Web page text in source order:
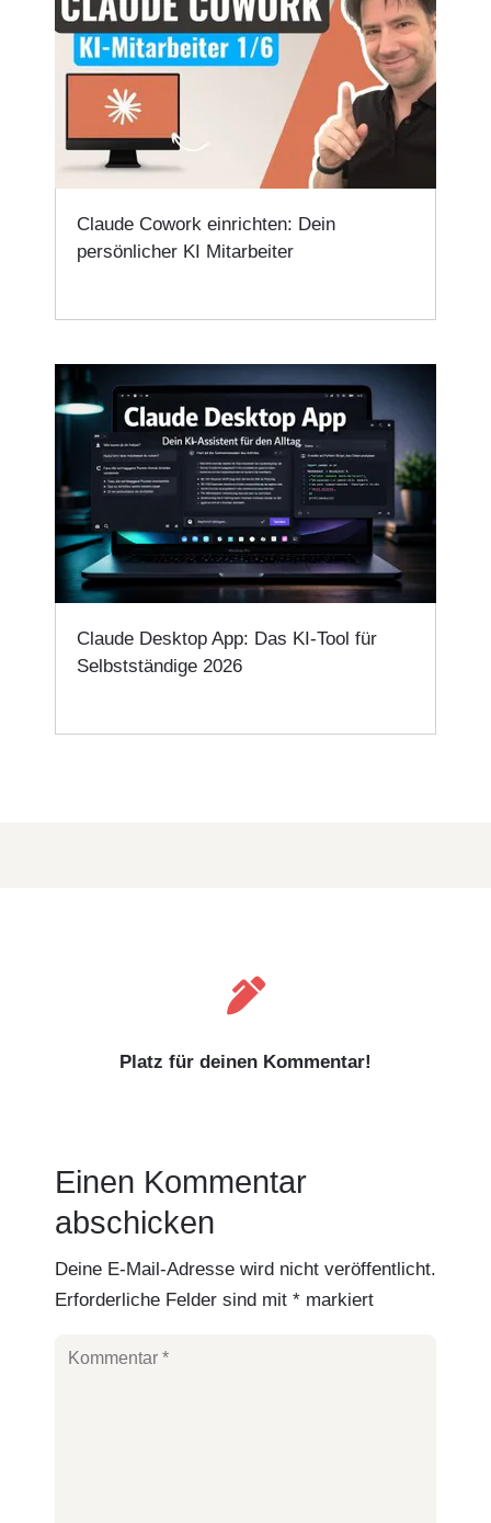
Claude Cowork einrichten: Dein
persönlicher KI Mitarbeiter
Claude Desktop App: Das KI-Tool für
Selbstständige 2026

Platz für deinen Kommentar!
Einen Kommentar
abschicken
Deine E-Mail-Adresse wird nicht veröffentlicht.
Erforderliche Felder sind mit * markiert